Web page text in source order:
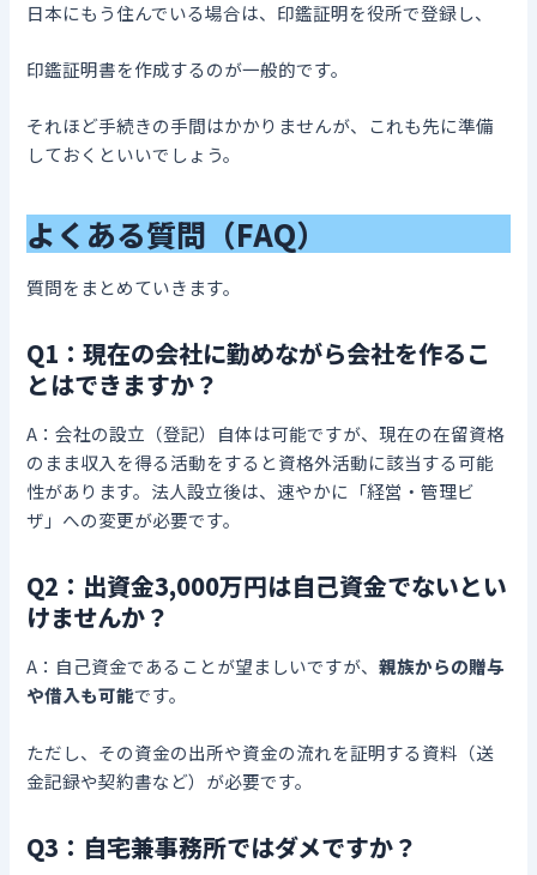
日本にもう住んでいる場合は、印鑑証明を役所で登録し、
印鑑証明書を作成するのが一般的です。
それほど手続きの手間はかかりませんが、これも先に準備
しておくといいでしょう。
よくある質問（FAQ）
質問をまとめていきます。
Q1：現在の会社に勤めながら会社を作るこ
とはできますか？
A：会社の設立（登記）自体は可能ですが、現在の在留資格
のまま収入を得る活動をすると資格外活動に該当する可能
性があります。法人設立後は、速やかに「経営・管理ビ
ザ」への変更が必要です。
Q2：出資金3,000万円は自己資金でないとい
けませんか？
A：自己資金であることが望ましいですが、親族からの贈与
や借入も可能です。
ただし、その資金の出所や資金の流れを証明する資料（送
金記録や契約書など）が必要です。
Q3：自宅兼事務所ではダメですか？